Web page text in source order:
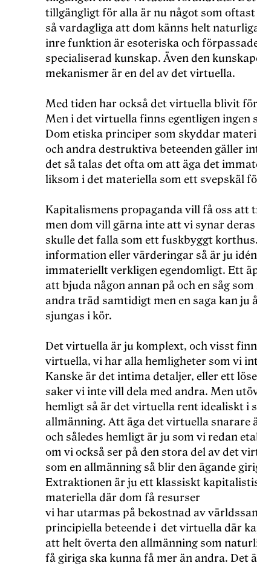
tillgängligt för alla är nu något som
så vardagliga att dom känns helt
inre funktion är esoteriska och
specialiserad kunskap. Även den
mekanismer är en del av det virtuella.
Med tiden har också det virtuella blivit
Men i det virtuella finns egentligen ingen
Dom etiska principer som skyddar
och andra destruktiva beteenden gäller
det så talas det ofta om att äga det
liksom i det materiella som ett svepskäl
Kapitalismens propaganda vill få oss att
men dom vill gärna inte att vi synar
skulle det falla som ett fuskbyggt
information eller värderingar så är ju
immateriellt verkligen egendomligt. Ett
att bjuda någon annan på och en såg
andra träd samtidigt men en saga kan ju
sjungas i kör.
Det virtuella är ju komplext, och visst
virtuella, vi har alla hemligheter som vi
Kanske är det intima detaljer, eller ett
saker vi inte vill dela med andra. Men
hemligt så är det virtuella rent idealiskt i
allmänning. Att äga det virtuella snarare
och således hemligt är ju som vi redan
om vi också ser på den stora del av det
som en allmänning så blir den ägande
Extraktionen är ju ett klassiskt
materiella där dom få resurser
vi har utarmas på bekostnad av
principiella beteende i det virtuella där
att helt överta den allmänning som
få giriga ska kunna få mer än andra. Det